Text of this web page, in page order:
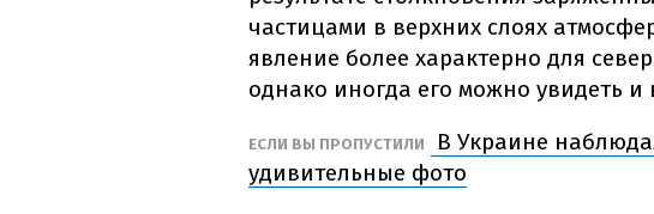
частицами в верхних слоях
явление более характерно для
однако иногда его можно увидеть и
ЕСЛИ ВЫ ПРОПУСТИЛИ
В Украине
удивительные фото